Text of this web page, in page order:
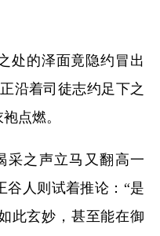
处的泽面竟隐约冒出
沿着司徒志约足下之
点燃。
采之声立马又翻高一
谷人则试着推论：“是
此玄妙，甚至能在御